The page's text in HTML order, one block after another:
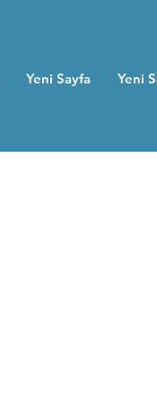
Yeni Sayfa Yeni